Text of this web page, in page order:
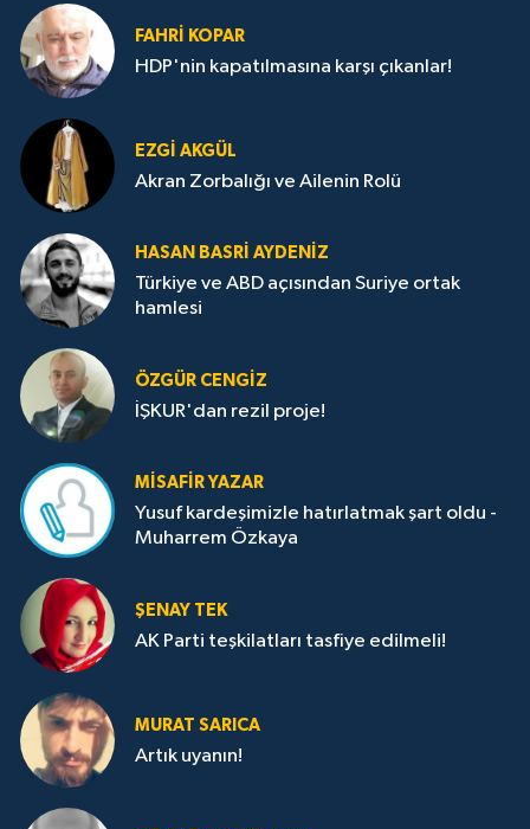
FAHRI KOPAR
HDP'nin kapatılmasına karşı çıkanlar!
EZGI AKGÜL
Akran Zorbalığı ve Ailenin Rolü
HASAN BASRI AYDENIZ
Türkiye ve ABD açısından Suriye ortak
hamlesi
ÖZGÜR CENGIZ
İŞKUR'dan rezil proje!
MISAFIR YAZAR
Yusuf kardeşimizle hatırlatmak şart oldu -
Muharrem Özkaya
ŞENAY TEK
AK Parti teşkilatları tasfiye edilmeli!
MURAT SARICA
Artık uyanın!